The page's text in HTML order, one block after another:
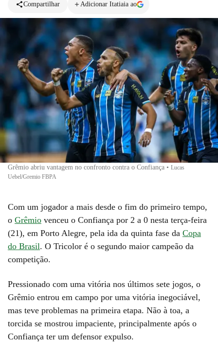
Compartilhar
Adicionar Itatiaia ao
Grêmio abriu vantagem no confronto contra o Confiança • Lucas
Uebel/Gremio FBPA
Com um jogador a mais desde o fim do primeiro tempo,
o Grêmio venceu o Confiança por 2 a 0 nesta terça-feira
(21), em Porto Alegre, pela ida da quinta fase da Copa
do Brasil. O Tricolor é o segundo maior campeão da
competição.
Pressionado com uma vitória nos últimos sete jogos, o
Grêmio entrou em campo por uma vitória inegociável,
mas teve problemas na primeira etapa. Não à toa, a
torcida se mostrou impaciente, principalmente após o
Confiança ter um defensor expulso.